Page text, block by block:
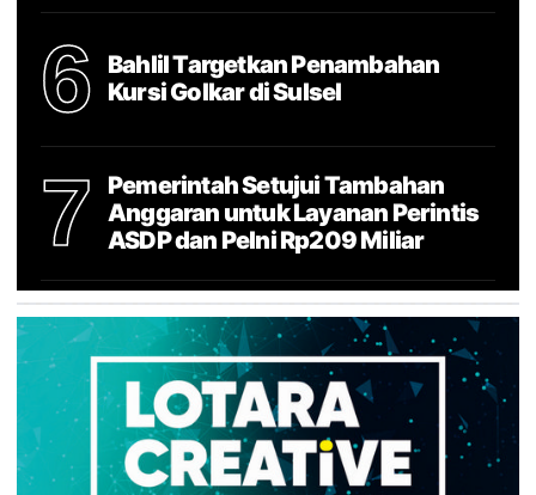
6
Bahlil Targetkan Penambahan
Kursi Golkar di Sulsel
7
Pemerintah Setujui Tambahan
Anggaran untuk Layanan Perintis
ASDP dan Pelni Rp209 Miliar